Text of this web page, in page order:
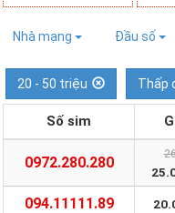
Nhà mạng Đầu số
20 - 50 triệu Thấp
Số sim
0972.280.280
094.11111.89